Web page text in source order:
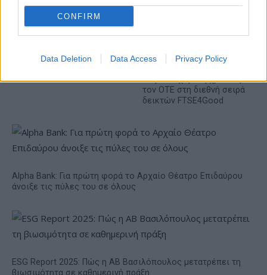
CONFIRM
Data Deletion Data Access Privacy Policy
VW: Η δύσκολη εξίσωση
18η συνεχόμενη χρονιά για
τον ΟΤΕ στη διεθνή σειρά
δεικτών FTSE4Good
Alpha Bank: Για πρώτη φορά το Αρχαίο Θέατρο Επιδαύρου
άνοιξε τις πύλες του σε όλους
ESG Report 2025: Πώς η ΑΒ Βασιλόπουλος μετατρέπει τη